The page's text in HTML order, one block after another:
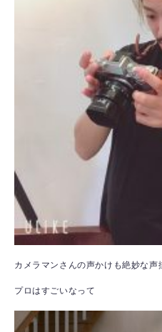
カメラマンさんの声かけも絶妙な声
プロはすごいなって